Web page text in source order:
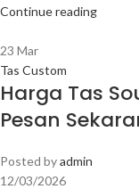
Continue reading
23 Mar
Tas Custom
Harga Tas
Pesan
Posted byadmin
12/03/2026